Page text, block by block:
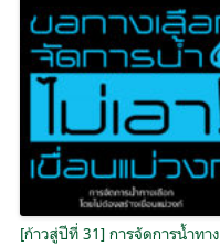
[ก้าวสู่ปีที่ 31] การจัดการน้ำทาง